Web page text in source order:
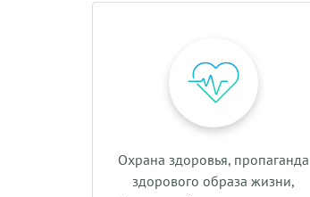
Охрана здоровья, пропаганда
здорового образа жизни,